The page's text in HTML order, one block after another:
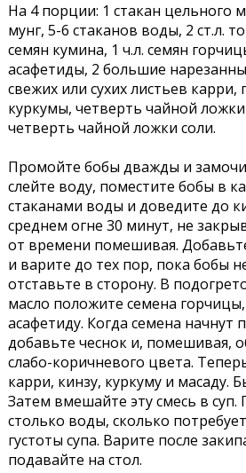
На 4 порции: 1 стакан цельного
мунг, 5-6 стаканов воды, 2 ст.л.
семян кумина, 1 ч.л. семян
асафетиды, 2 большие
свежих или сухих листьев
куркумы, четверть чайной
четверть чайной ложки соли.
Промойте бобы дважды и
слейте воду, поместите бобы в
стаканами воды и доведите до
среднем огне 30 минут, не
от времени помешивая.
и варите до тех пор, пока бобы
отставьте в сторону. В
масло положите семена
асафетиду. Когда семена начнут
добавьте чеснок и, помешивая,
слабо-коричневого цвета.
карри, кинзу, куркуму и масаду.
Затем вмешайте эту смесь в суп.
столько воды, сколько
густоты супа. Варите после
подавайте на стол.